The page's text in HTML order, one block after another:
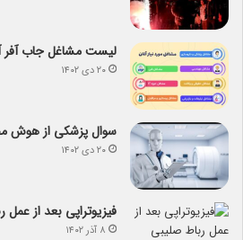
لیست مشاغل جاب آفر
۲۰ دی ۱۴۰۲
سوال پزشکی از هوش
۲۰ دی ۱۴۰۲
فیزیوتراپی بعد از عمل
۸ آذر ۱۴۰۲